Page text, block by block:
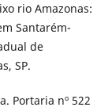
rio Amazonas:
Santarém-
de
SP.
Portaria nº 522